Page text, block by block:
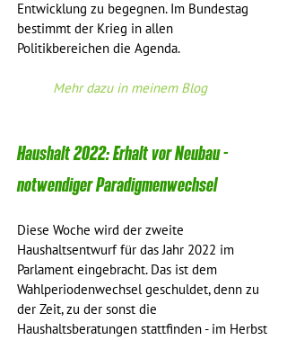
Entwicklung zu begegnen. Im Bundestag
bestimmt der Krieg in allen
Politikbereichen die Agenda.
Mehr dazu in meinem Blog
Haushalt 2022: Erhalt vor Neubau -
notwendiger Paradigmenwechsel
Diese Woche wird der zweite
Haushaltsentwurf für das Jahr 2022 im
Parlament eingebracht. Das ist dem
Wahlperiodenwechsel geschuldet, denn zu
der Zeit, zu der sonst die
Haushaltsberatungen stattfinden - im Herbst